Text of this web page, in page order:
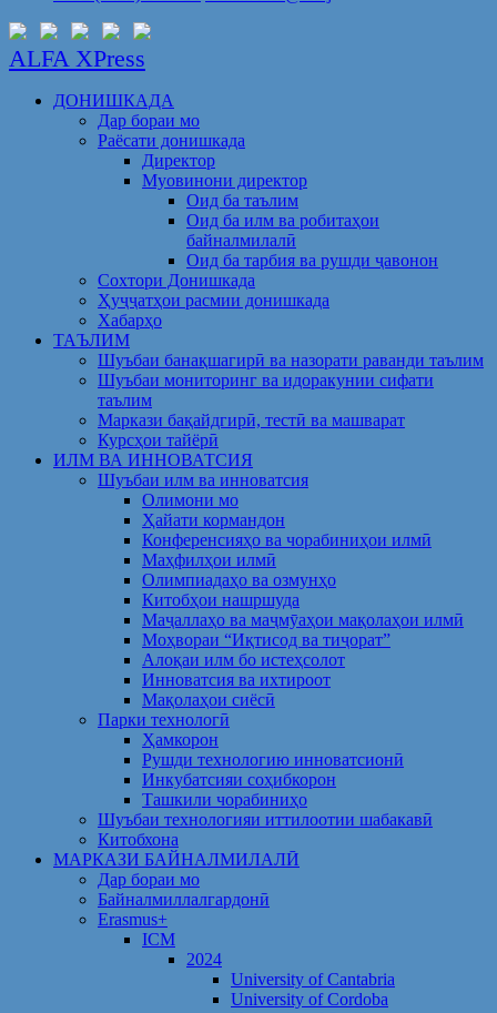
ALFA XPress
ДОНИШКАДА
Дар бораи мо
Раёсати донишкада
Директор
Муовинони директор
Оид ба таълим
Оид ба илм ва робитаҳои
байналмилалӣ
Оид ба тарбия ва рушди ҷавонон
Сохтори Донишкада
Ҳуҷҷатҳои расмии донишкада
Хабарҳо
ТАЪЛИМ
Шуъбаи банақшагирӣ ва назорати раванди таълим
Шуъбаи мониторинг ва идоракунии сифати
таълим
Маркази бақайдгирӣ, тестӣ ва машварат
Курсҳои тайёрӣ
ИЛМ ВА ИННОВАТСИЯ
Шуъбаи илм ва инноватсия
Олимони мо
Ҳайати кормандон
Конференсияҳо ва чорабиниҳои илмӣ
Маҳфилҳои илмӣ
Олимпиадаҳо ва озмунҳо
Китобҳои нашршуда
Маҷаллаҳо ва маҷмӯаҳои мақолаҳои илмӣ
Моҳвораи “Иқтисод ва тиҷорат”
Алоқаи илм бо истеҳсолот
Инноватсия ва ихтироот
Мақолаҳои сиёсӣ
Парки технологӣ
Ҳамкорон
Рушди технологию инноватсионӣ
Инкубатсияи соҳибкорон
Ташкили чорабиниҳо
Шуъбаи технологияи иттилоотии шабакавӣ
Китобхона
МАРКАЗИ БАЙНАЛМИЛАЛӢ
Дар бораи мо
Байналмиллалгардонӣ
Erasmus+
ICM
2024
University of Cantabria
University of Cordoba